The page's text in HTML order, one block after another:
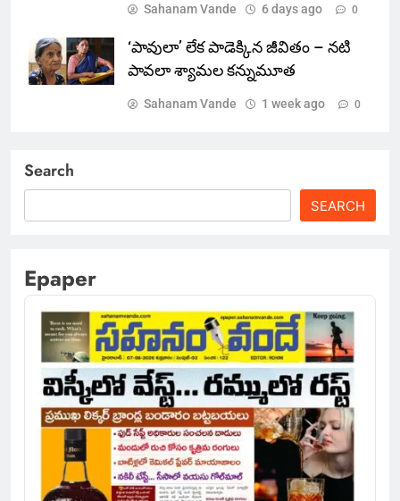
Sahanam Vande 6 days ago 0
‘పావులా’ లేక పాడెక్కిన జీవితం – నటి
పావలా శ్యామల కన్నుమూత
Sahanam Vande 1 week ago 0
Search
SEARCH
Epaper